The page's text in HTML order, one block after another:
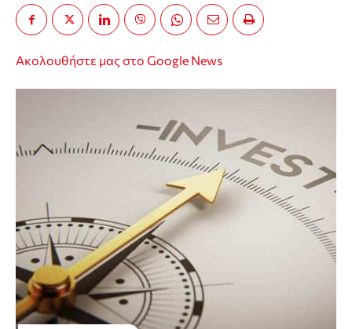
Ακολουθήστε μας στο Google News